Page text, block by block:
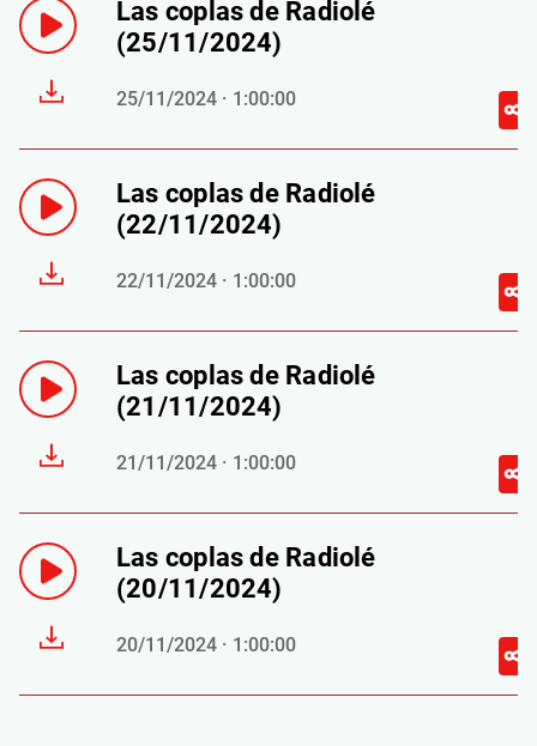
Las coplas de Radiolé
(25/11/2024)
25/11/2024 · 1:00:00
Las coplas de Radiolé
(22/11/2024)
22/11/2024 · 1:00:00
Las coplas de Radiolé
(21/11/2024)
21/11/2024 · 1:00:00
Las coplas de Radiolé
(20/11/2024)
20/11/2024 · 1:00:00